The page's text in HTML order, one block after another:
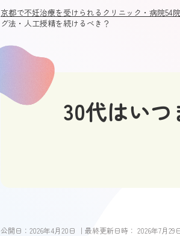
京都で不妊治療を受けられるクリニック・病院54院
グ法・人工授精を続けるべき？
30代はい
公開日： 2026年4月20日 ｜最終更新日時： 2026年7月29